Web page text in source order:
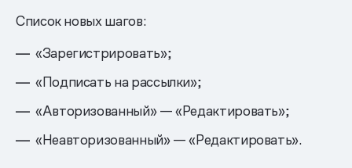
Список новых шагов:
«Зарегистрировать»;
«Подписать на рассылки»;
«Авторизованный» — «Редактировать»;
«Неавторизованный» — «Редактировать».